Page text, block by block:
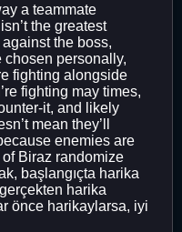
a teammate
the greatest
the boss,
chosen personally,
fighting alongside
fighting may times,
it, and likely
mean they’ll
enemies are
Biraz randomize
başlangıçta harika
harika
önce harikaylarsa, iyi